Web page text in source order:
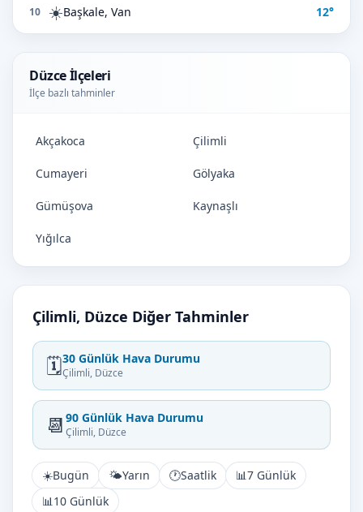
10 ☀️Başkale, Van 12°
Düzce İlçeleri
İlçe bazlı tahminler
Akçakoca Çilimli
Cumayeri Gölyaka
Gümüşova Kaynaşlı
Yığılca
Çilimli, Düzce Diğer Tahminler
🗓️30 Günlük Hava Durumu
Çilimli, Düzce
📆 90 Günlük Hava Durumu
Çilimli, Düzce
☀️Bugün 🌤️Yarın 🕐Saatlik 📊7 Günlük
📊10 Günlük